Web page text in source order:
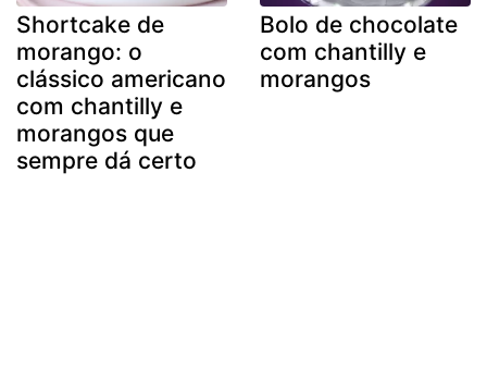
Shortcake de
morango: o
clássico americano
com chantilly e
morangos que
sempre dá certo
Bolo de chocolate
com chantilly e
morangos